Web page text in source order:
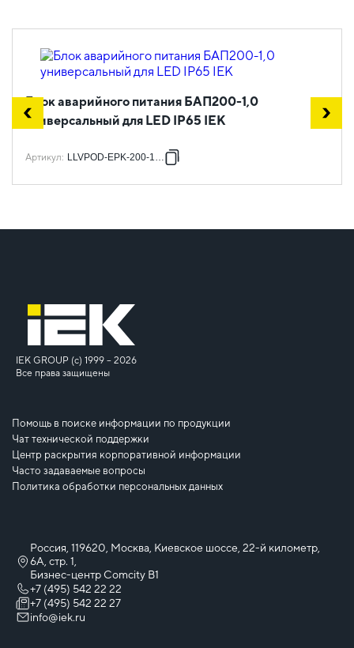
Блок аварийного питания БАП200-1,0
универсальный для LED IP65 IEK
Артикул: LLVPOD-EPK-200-1H-U
IEK GROUP (c) 1999 – 2026
Все права защищены
Помощь в поиске информации по продукции
Чат технической поддержки
Центр раскрытия корпоративной информации
Часто задаваемые вопросы
Политика обработки персональных данных
Россия, 119620, Москва, Киевское шоссе, 22-й километр,
6А, стр. 1,
Бизнес-центр Comcity B1
+7 (495) 542 22 22
+7 (495) 542 22 27
info@iek.ru